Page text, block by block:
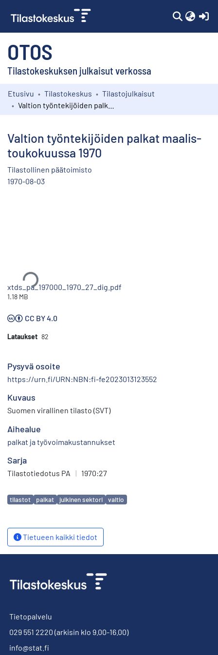
OTOS
Tilastokeskuksen julkaisut verkossa
Kokoelmat
Etusivu Tilastokeskus
Tilastojulkaisut
Valtion työntekijöiden palkat maalis-
toukokuussa 1970
Tilastollinen päätoimisto
1970-08-03
xtds_pa_197000_1970_27_dig.pdf
1.18 MB
CC BY 4.0
Lataukset 82
Pysyvä osoite
https://urn.fi/URN:NBN:fi-fe2023013123552
Kuvaus
Suomen virallinen tilasto (SVT)
Aihealue
palkat ja työvoimakustannukset
Sarja
Tilastotiedotus PA | 1970:27
Avainsanat
tilastot palkat julkinen sektori valtio
Tietueen kaikki tiedot
Tietopalvelu
029 551 2220 (arkisin klo 9.00-16.00)
info@stat.fi